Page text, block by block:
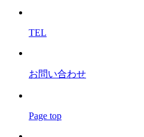
TEL
お問い合わせ
Page top